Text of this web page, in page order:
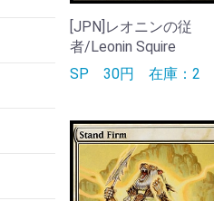
[JPN]レオニンの従
者/Leonin Squire
SP 30円 在庫：2